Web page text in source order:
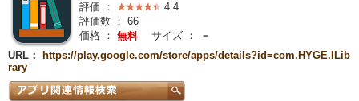
評価 ：
4.4
評価数 ： 66
価格 ： 無料 サイズ ：
－
URL：
https://play.google.com/store/apps/details?id=com.HYGE.ILib
rary